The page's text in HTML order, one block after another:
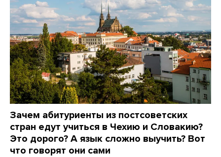
Зачем абитуриенты из постсоветских
стран едут учиться в Чехию и Словакию?
Это дорого? А язык сложно выучить? Вот
что говорят они сами